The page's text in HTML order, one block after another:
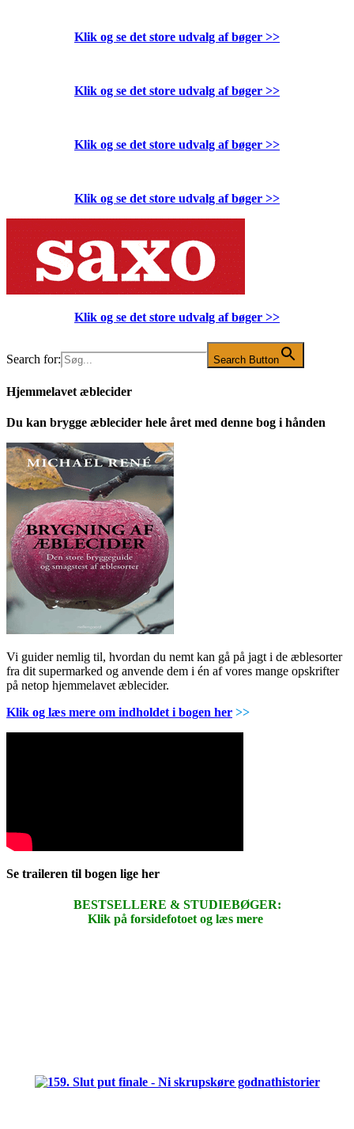
Klik og se det store udvalg af bøger >>
Klik og se det store udvalg af bøger >>
Klik og se det store udvalg af bøger >>
Klik og se det store udvalg af bøger >>
Klik og se det store udvalg af bøger >>
Search for: Search Button
Hjemmelavet æblecider
Du kan brygge æblecider hele året med denne bog i hånden
Vi guider nemlig til, hvordan du nemt kan gå på jagt i de æblesorter
fra dit supermarked og anvende dem i én af vores mange opskrifter
på netop hjemmelavet æblecider.
Klik og læs mere om indholdet i bogen her >>
Se traileren til bogen lige her
BESTSELLERE & STUDIEBØGER:
Klik på forsidefotoet og læs mere